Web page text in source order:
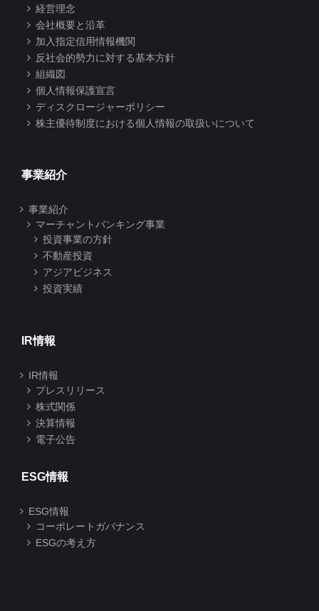
経営理念
会社概要と沿革
加入指定信用情報機関
反社会的勢力に対する基本方針
組織図
個人情報保護宣言
ディスクロージャーポリシー
株主優待制度における個人情報の取扱いについて
事業紹介
事業紹介
マーチャントバンキング事業
投資事業の方針
不動産投資
アジアビジネス
投資実績
IR情報
IR情報
プレスリリース
株式関係
決算情報
電子公告
ESG情報
ESG情報
コーポレートガバナンス
ESGの考え方